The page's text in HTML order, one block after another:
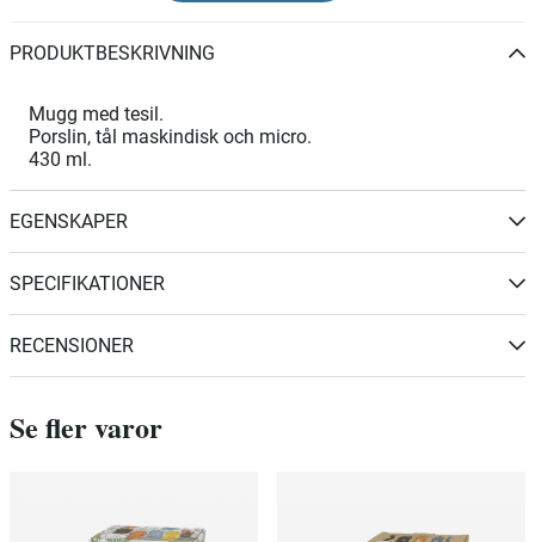
PRODUKTBESKRIVNING
Mugg med tesil.
Porslin, tål maskindisk och micro.
430 ml.
EGENSKAPER
SPECIFIKATIONER
RECENSIONER
Se fler varor